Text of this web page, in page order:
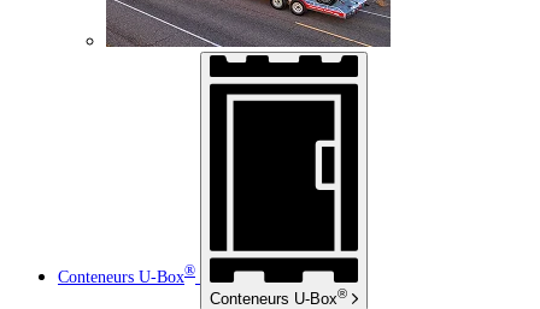
Conteneurs U-Box®
Conteneurs U-Box®